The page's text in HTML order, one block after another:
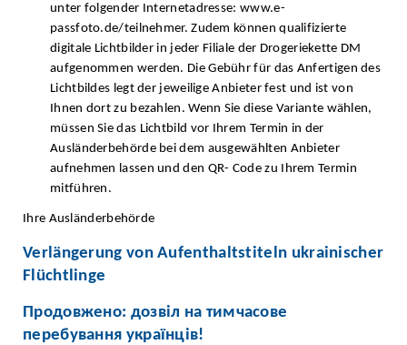
unter folgender Internetadresse: www.e-
passfoto.de/teilnehmer. Zudem können qualifizierte
digitale Lichtbilder in jeder Filiale der Drogeriekette DM
aufgenommen werden. Die Gebühr für das Anfertigen des
Lichtbildes legt der jeweilige Anbieter fest und ist von
Ihnen dort zu bezahlen. Wenn Sie diese Variante wählen,
müssen Sie das Lichtbild vor Ihrem Termin in der
Ausländerbehörde bei dem ausgewählten Anbieter
aufnehmen lassen und den QR- Code zu Ihrem Termin
mitführen.
Ihre Ausländerbehörde
Verlängerung von Aufenthaltstiteln ukrainischer
Flüchtlinge
Продовжено: дозвіл на тимчасове
перебування українців!